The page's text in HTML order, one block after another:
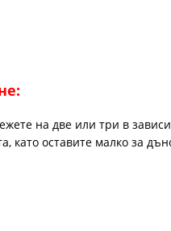
на две или три в
като оставите малко за